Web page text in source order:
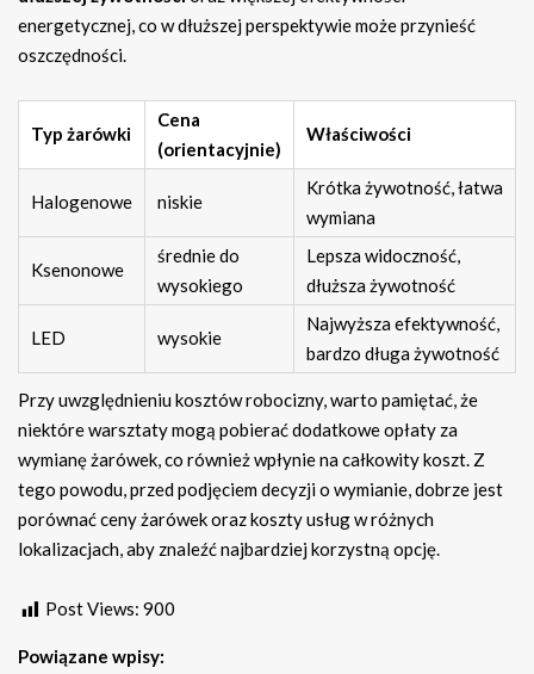
energetycznej, co w dłuższej perspektywie może przynieść
oszczędności.
Typ żarówki
Cena
(orientacyjnie)
Właściwości
Halogenowe niskie
Krótka żywotność, łatwa
wymiana
Ksenonowe
średnie do
wysokiego
Lepsza widoczność,
dłuższa żywotność
LED wysokie
Najwyższa efektywność,
bardzo długa żywotność
Przy uwzględnieniu kosztów robocizny, warto pamiętać, że
niektóre warsztaty mogą pobierać dodatkowe opłaty za
wymianę żarówek, co również wpłynie na całkowity koszt. Z
tego powodu, przed podjęciem decyzji o wymianie, dobrze jest
porównać ceny żarówek oraz koszty usług w różnych
lokalizacjach, aby znaleźć najbardziej korzystną opcję.
Post Views: 900
Powiązane wpisy: